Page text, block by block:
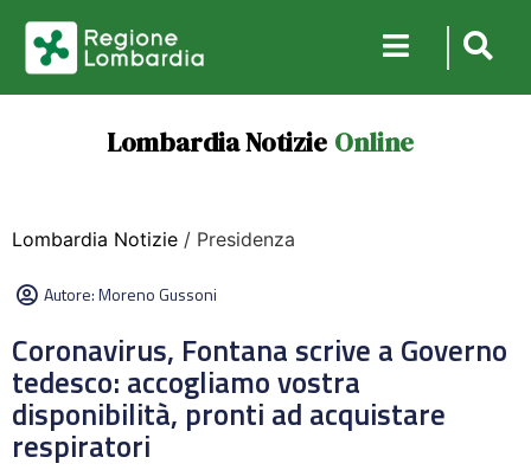
Lombardia Notizie Online
Lombardia Notizie / Presidenza
Autore:Moreno Gussoni
Coronavirus, Fontana scrive a Governo
tedesco: accogliamo vostra
disponibilità, pronti ad acquistare
respiratori